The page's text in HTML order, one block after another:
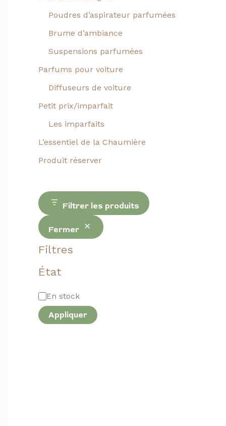
Poudres d’aspirateur parfumées
Brume d’ambiance
Suspensions parfumées
Parfums pour voiture
Diffuseurs de voiture
Petit prix/imparfait
Les imparfaits
L’essentiel de la Chaumière
Produit réserver
Filtrer les produits
Fermer
Filtres
État
En stock
Appliquer